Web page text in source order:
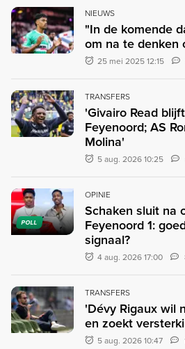
NIEUWS
"In de komende
om na te denken
25 mei 2025 12:15
TRANSFERS
'Givairo Read
Feyenoord; AS
Molina'
5 aug. 2026 10:25
POLL
OPINIE
Schaken sluit na
Feyenoord 1:
signaal?
4 aug. 2026 17:00
TRANSFERS
'Dévy Rigaux wil
en zoekt
5 aug. 2026 10:47